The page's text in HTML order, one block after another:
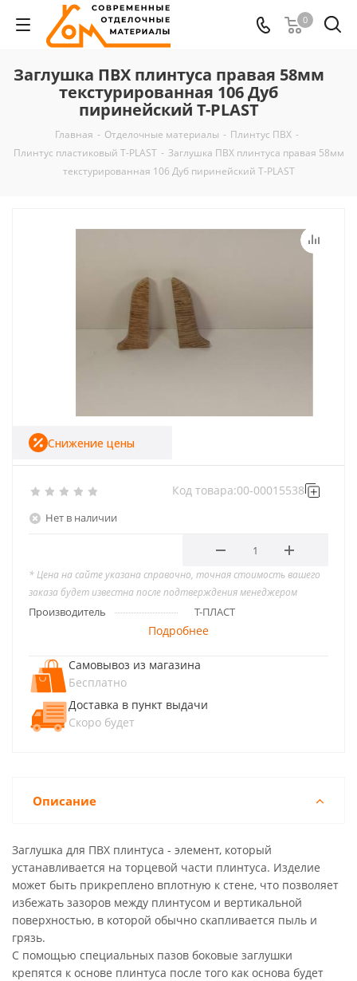
0
Заглушка ПВХ плинтуса правая 58мм
текстурированная 106 Дуб
пиринейский T-PLAST
Главная - Отделочные материалы - Плинтус ПВХ -
Плинтус пластиковый T-PLAST - Заглушка ПВХ плинтуса правая 58мм
текстурированная 106 Дуб пиринейский T-PLAST
Нет в наличии
Код товара:00-00015538
Снижение цены
* Цена на сайте указана справочно, точная стоимость вашего
заказа будет известна после подтверждения менеджером
Производитель Т-ПЛАСТ
Подробнее
Самовывоз из магазина
Бесплатно
Доставка в пункт выдачи
Скоро будет
Описание
Заглушка для ПВХ плинтуса - элемент, который
устанавливается на торцевой части плинтуса. Изделие
может быть прикреплено вплотную к стене, что позволяет
избежать зазоров между плинтусом и вертикальной
поверхностью, в которой обычно скапливается пыль и
грязь.
С помощью специальных пазов боковые заглушки
крепятся к основе плинтуса после того как основа будет